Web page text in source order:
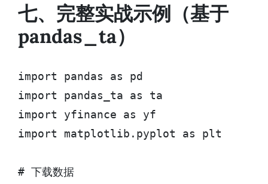
七、完整实战示例（基于
pandas_ta）
import pandas as pd
import pandas_ta as ta
import yfinance as yf
import matplotlib.pyplot as plt
# 下载数据